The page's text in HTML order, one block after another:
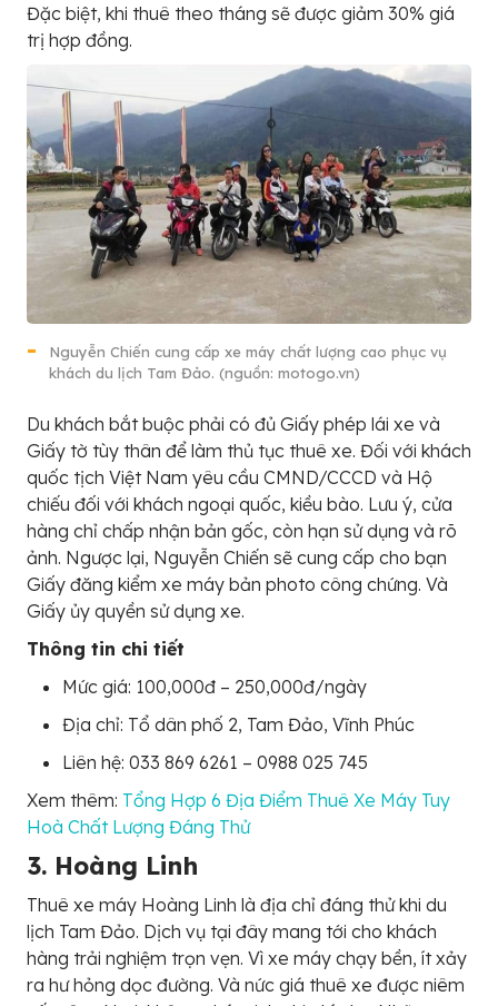
Đặc biệt, khi thuê theo tháng sẽ được giảm 30% giá
trị hợp đồng.
Nguyễn Chiến cung cấp xe máy chất lượng cao phục vụ
khách du lịch Tam Đảo. (nguồn: motogo.vn)
Du khách bắt buộc phải có đủ Giấy phép lái xe và
Giấy tờ tùy thân để làm thủ tục thuê xe. Đối với khách
quốc tịch Việt Nam yêu cầu CMND/CCCD và Hộ
chiếu đối với khách ngoại quốc, kiều bào. Lưu ý, cửa
hàng chỉ chấp nhận bản gốc, còn hạn sử dụng và rõ
ảnh. Ngược lại, Nguyễn Chiến sẽ cung cấp cho bạn
Giấy đăng kiểm xe máy bản photo công chứng. Và
Giấy ủy quyền sử dụng xe.
Thông tin chi tiết
Mức giá: 100,000đ – 250,000đ/ngày
Địa chỉ: Tổ dân phố 2, Tam Đảo, Vĩnh Phúc
Liên hệ: 033 869 6261 – 0988 025 745
Xem thêm: Tổng Hợp 6 Địa Điểm Thuê Xe Máy Tuy
Hoà Chất Lượng Đáng Thử
3. Hoàng Linh
Thuê xe máy Hoàng Linh là địa chỉ đáng thử khi du
lịch Tam Đảo. Dịch vụ tại đây mang tới cho khách
hàng trải nghiệm trọn vẹn. Vì xe máy chạy bền, ít xảy
ra hư hỏng dọc đường. Và nức giá thuê xe được niêm